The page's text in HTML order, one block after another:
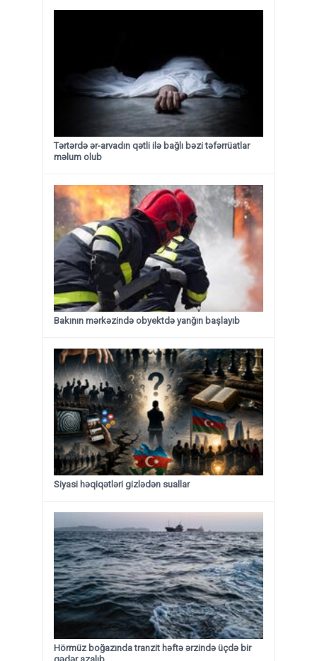
Tərtərdə ər-arvadın qətli ilə bağlı bəzi təfərrüatlar
məlum olub
Bakının mərkəzində obyektdə yanğın başlayıb
Siyasi həqiqətləri gizlədən suallar
Hörmüz boğazında tranzit həftə ərzində üçdə bir